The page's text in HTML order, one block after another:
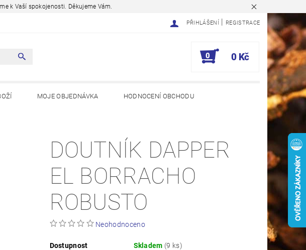
k Vaší spokojenosti. Děkujeme Vám.
PŘIHLÁŠENÍ REGISTRACE
0 0 Kč
MOJE OBJEDNÁVKA HODNOCENÍ OBCHODU
DOUTNÍK DAPPER
EL BORRACHO
ROBUSTO
Neohodnoceno
Dostupnost Skladem (9 ks)